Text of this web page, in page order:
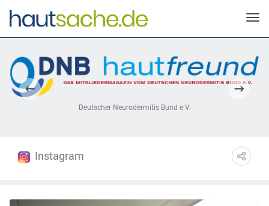
Deutscher Neurodermitis Bund e.V.
Instagram